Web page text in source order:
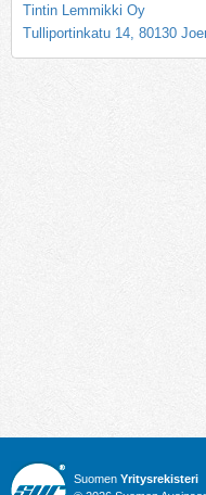
Tintin Lemmikki Oy
Tulliportinkatu 14, 80130
Suomen Yritysrekisteri